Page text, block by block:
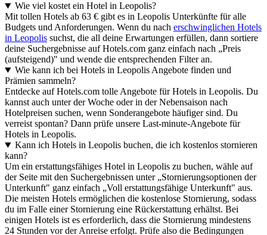
Wie viel kostet ein Hotel in Leopolis?
Mit tollen Hotels ab 63 € gibt es in Leopolis Unterkünfte für alle
Budgets und Anforderungen. Wenn du nach erschwinglichen Hotels
in Leopolis suchst, die all deine Erwartungen erfüllen, dann sortiere
deine Suchergebnisse auf Hotels.com ganz einfach nach „Preis
(aufsteigend)" und wende die entsprechenden Filter an.
Wie kann ich bei Hotels in Leopolis Angebote finden und
Prämien sammeln?
Entdecke auf Hotels.com tolle Angebote für Hotels in Leopolis. Du
kannst auch unter der Woche oder in der Nebensaison nach
Hotelpreisen suchen, wenn Sonderangebote häufiger sind. Du
verreist spontan? Dann prüfe unsere Last-minute-Angebote für
Hotels in Leopolis.
Kann ich Hotels in Leopolis buchen, die ich kostenlos stornieren
kann?
Um ein erstattungsfähiges Hotel in Leopolis zu buchen, wähle auf
der Seite mit den Suchergebnissen unter „Stornierungsoptionen der
Unterkunft" ganz einfach „Voll erstattungsfähige Unterkunft" aus.
Die meisten Hotels ermöglichen die kostenlose Stornierung, sodass
du im Falle einer Stornierung eine Rückerstattung erhältst. Bei
einigen Hotels ist es erforderlich, dass die Stornierung mindestens
24 Stunden vor der Anreise erfolgt. Prüfe also die Bedingungen